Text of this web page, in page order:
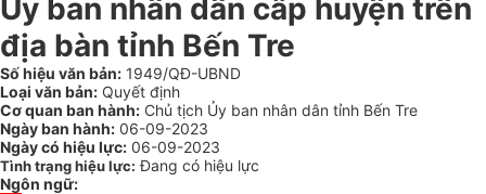
Ủy ban nhân dân cấp huyện trên
địa bàn tỉnh Bến Tre
Số hiệu văn bản: 1949/QĐ-UBND
Loại văn bản: Quyết định
Cơ quan ban hành: Chủ tịch Ủy ban nhân dân tỉnh Bến Tre
Ngày ban hành: 06-09-2023
Ngày có hiệu lực: 06-09-2023
Tình trạng hiệu lực: Đang có hiệu lực
Ngôn ngữ: